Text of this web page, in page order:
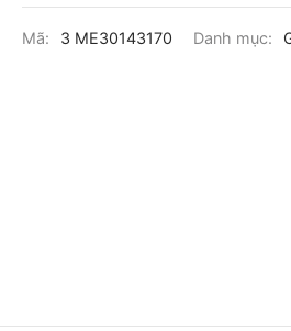
Mã: 3 ME30143170 Danh mục: